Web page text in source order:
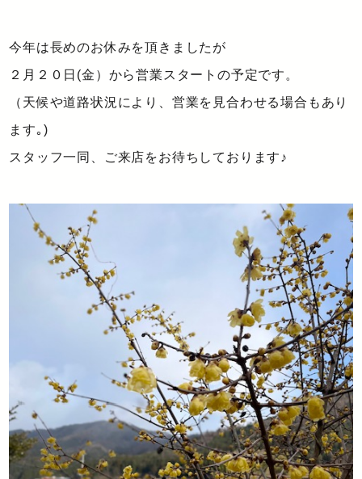
今年は長めのお休みを頂きましたが
２月２０日(金）から営業スタートの予定です。
（天候や道路状況により、営業を見合わせる場合もあり
ます｡)
スタッフ一同、ご来店をお待ちしております♪